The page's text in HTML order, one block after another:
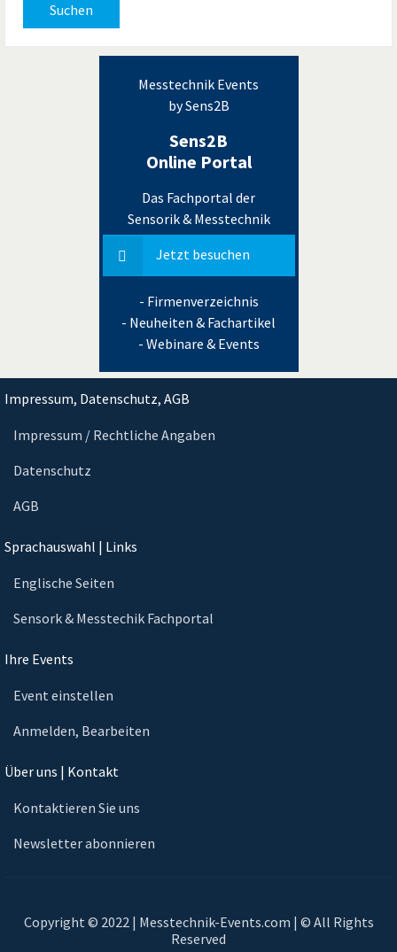
Suchen
Messtechnik Events
by Sens2B
Sens2B
Online Portal
Das Fachportal der
Sensorik & Messtechnik
Jetzt besuchen
- Firmenverzeichnis
- Neuheiten & Fachartikel
- Webinare & Events
Impressum, Datenschutz, AGB
Impressum / Rechtliche Angaben
Datenschutz
AGB
Sprachauswahl | Links
Englische Seiten
Sensork & Messtechik Fachportal
Ihre Events
Event einstellen
Anmelden, Bearbeiten
Über uns | Kontakt
Kontaktieren Sie uns
Newsletter abonnieren
Copyright © 2022 | Messtechnik-Events.com | © All Rights
Reserved